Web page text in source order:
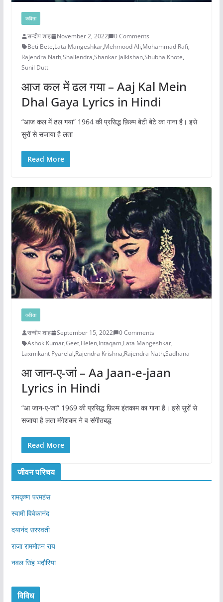
कविता
सन्दीप शाह November 2, 2022
0 Comments
Beti Bete,Lata Mangeshkar,Mehmood Ali,Mohammad Rafi,
Rajendra Nath,Shailendra,Shankar Jaikishan,Shubha Khote,
Sunil Dutt
आज कल में ढल गया – Aaj Kal Mein
Dhal Gaya Lyrics in Hindi
“आज कल में ढल गया” 1964 की प्रसिद्ध फ़िल्म बेटी बेटे का गाना है। इसे
सुरों से सजाया है लता
Read More
कविता
सन्दीप शाह September 15, 2022
0 Comments
Ashok Kumar,Geet,Helen,Intaqam,Lata Mangeshkar,
Laxmikant Pyarelal,Rajendra Krishna,Rajendra Nath,Sadhana
आ जान-ए-जां – Aa Jaan-e-jaan
Lyrics in Hindi
“आ जान-ए-जां” 1969 की प्रसिद्ध फ़िल्म इंतकाम का गाना है। इसे सुरों से
सजाया है लता मंगेशकर ने व संगीतबद्ध
Read More
जीवन परिचय
रामकृष्ण परमहंस
स्वामी विवेकानंद
दयानंद सरस्वती
राजा राममोहन राय
नवल सिंह भदौरिया
विविध